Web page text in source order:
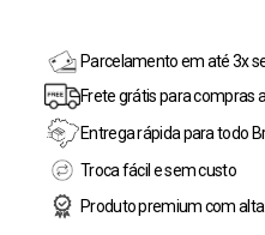
Parcelamento em até 3x
Frete grátis para compras
Entrega rápida para todo
Troca fácil e sem custo
Produto premium com